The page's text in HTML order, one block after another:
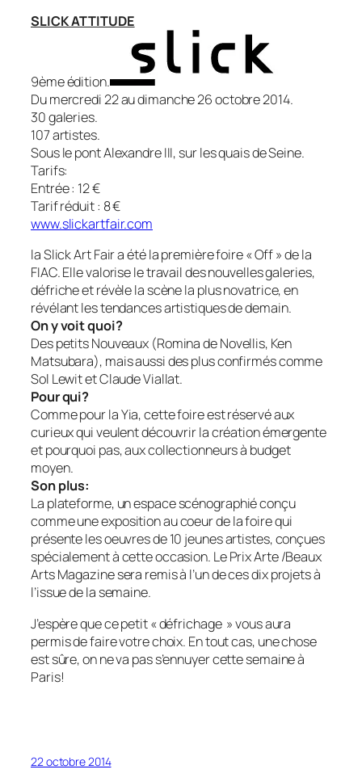
SLICK ATTITUDE
9ème édition.
Du mercredi 22 au dimanche 26 octobre 2014.
30 galeries.
107 artistes.
Sous le pont Alexandre III, sur les quais de Seine.
Tarifs:
Entrée : 12 €
Tarif réduit : 8 €
www.slickartfair.com
la Slick Art Fair a été la première foire « Off » de la
FIAC. Elle valorise le travail des nouvelles galeries,
défriche et révèle la scène la plus novatrice, en
révélant les tendances artistiques de demain.
On y voit quoi?
Des petits Nouveaux (Romina de Novellis, Ken
Matsubara), mais aussi des plus confirmés comme
Sol Lewit et Claude Viallat.
Pour qui?
Comme pour la Yia, cette foire est réservé aux
curieux qui veulent découvrir la création émergente
et pourquoi pas, aux collectionneurs à budget
moyen.
Son plus:
La plateforme, un espace scénographié conçu
comme une exposition au coeur de la foire qui
présente les oeuvres de 10 jeunes artistes, conçues
spécialement à cette occasion. Le Prix Arte /Beaux
Arts Magazine sera remis à l’un de ces dix projets à
l’issue de la semaine.
J’espère que ce petit « défrichage » vous aura
permis de faire votre choix. En tout cas, une chose
est sûre, on ne va pas s’ennuyer cette semaine à
Paris!
22 octobre 2014